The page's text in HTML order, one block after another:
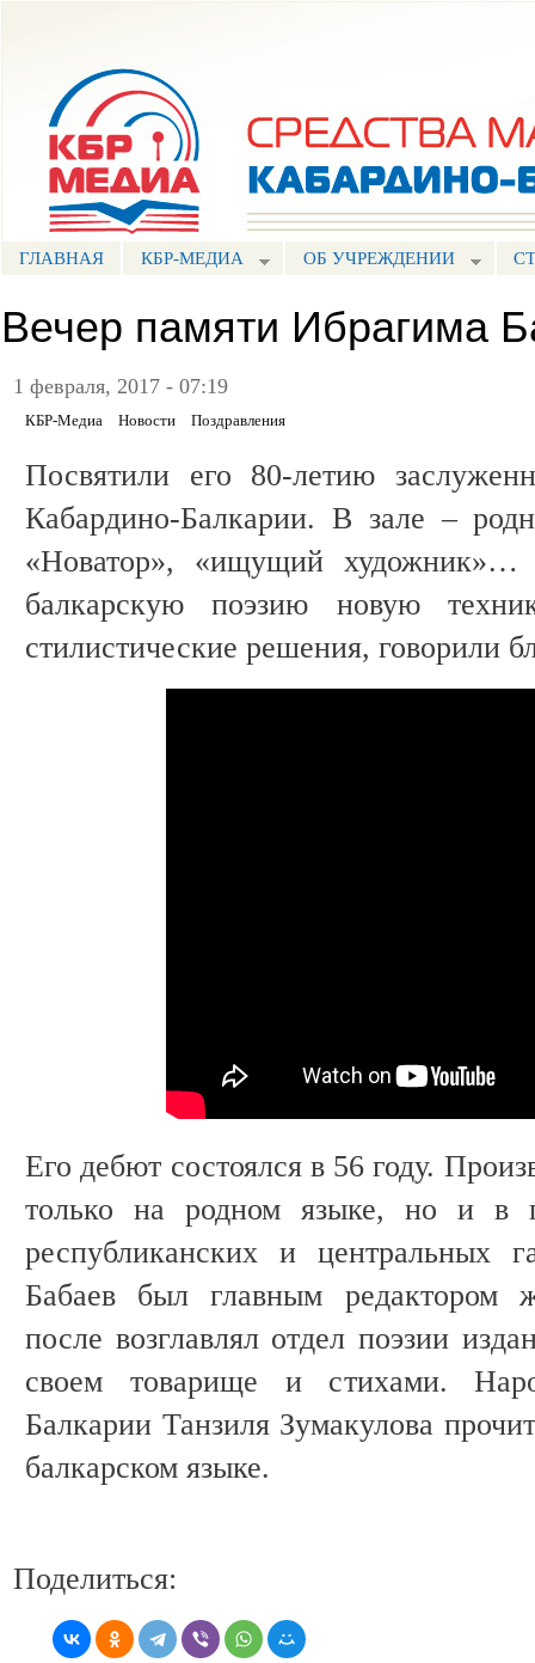
ГЛАВНАЯ КБР-МЕДИА ОБ УЧРЕЖДЕНИИ
Вечер памяти Ибрагима
1 февраля, 2017 - 07:19
КБР-Медиа Новости Поздравления
Посвятили его 80-летию
Кабардино-Балкарии. В зале –
«Новатор», «ищущий художник»…
балкарскую поэзию новую
стилистические решения, говорили
Его дебют состоялся в 56 году.
только на родном языке, но и в
республиканских и центральных
Бабаев был главным редактором
после возглавлял отдел поэзии
своем товарище и стихами.
Балкарии Танзиля Зумакулова
балкарском языке.
Поделиться: